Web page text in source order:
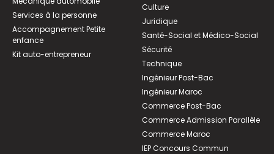
Services à la personne
Accompagnement Petite
enfance
Kit auto-entrepreneur
Culture
Juridique
Santé-Social et Médico-Social
Sécurité
Technique
Ingénieur Post-Bac
Ingénieur Maroc
Commerce Post-Bac
Commerce Admission Parallèle
Commerce Maroc
IEP Concours Commun